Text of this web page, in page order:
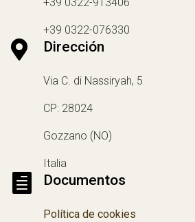
+39 0322-913406
+39 0322-076330
 Dirección
Via C. di Nassiryah, 5
CP: 28024
Gozzano (NO)
Italia
 Documentos
Política de cookies